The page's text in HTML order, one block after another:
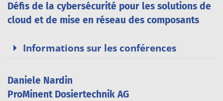
Défis de la cybersécurité pour les solutions de
cloud et de mise en réseau des composants
Informations sur les conférences
Daniele Nardin
ProMinent Dosiertechnik AG